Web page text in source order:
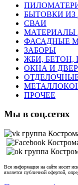
БЫТОВКИ ИЗ
СВАИ
МАТЕРИАЛЫ
ФАСАДНЫЕ
ЗАБОРЫ
ЖБИ, БЕТОН,
ОКНА И
ПРОЧЕЕ
Мы в соц.сетях
Вся информация на сайте носит
является публичной офертой,